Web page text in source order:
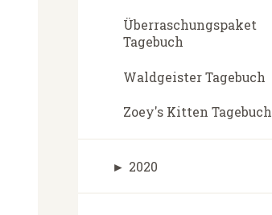
Überraschungspaket
Tagebuch
Waldgeister Tagebuch
Zoey's Kitten Tagebuch
► 2020